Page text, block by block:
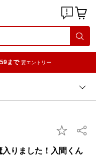
まで 要エントリー
りました！入間くん